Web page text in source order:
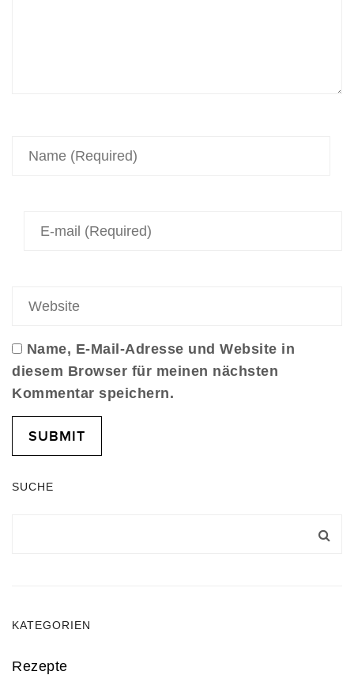
Name, E-Mail-Adresse und Website in
diesem Browser für meinen nächsten
Kommentar speichern.
SUCHE
KATEGORIEN
Rezepte